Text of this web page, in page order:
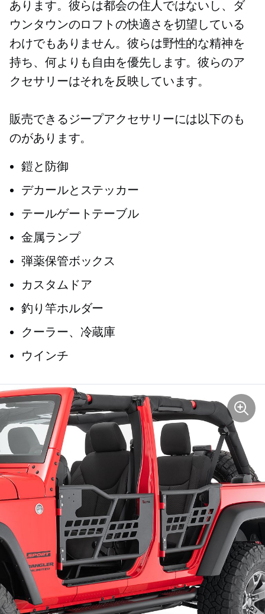
あります。彼らは都会の住人ではないし、ダ
ウンタウンのロフトの快適さを切望している
わけでもありません。彼らは野性的な精神を
持ち、何よりも自由を優先します。彼らのア
クセサリーはそれを反映しています。
販売できるジープアクセサリーには以下のも
のがあります。
鎧と防御
デカールとステッカー
テールゲートテーブル
金属ランプ
弾薬保管ボッ​​クス
カスタムドア
釣り竿ホルダー
クーラー、冷蔵庫
ウインチ